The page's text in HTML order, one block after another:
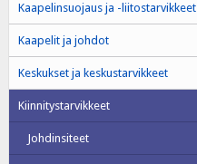
Kaapelinsuojaus ja -liitostarvikkeet
Kaapelit ja johdot
Keskukset ja keskustarvikkeet
Kiinnitystarvikkeet
Johdinsiteet